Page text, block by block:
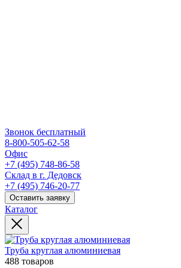
Звонок бесплатный
8-800-505-62-58
Офис
+7 (495) 748-86-58
Склад в г. Дедовск
+7 (495) 746-20-77
Оставить заявку
Каталог
Труба круглая алюминиевая
488 товаров